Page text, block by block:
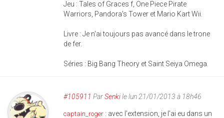
Jeu : Tales of Graces f, One Piece Pirate
Warriors, Pandora's Tower et Mario Kart Wii.
Livre : Je n'ai toujours pas avancé dans le trone
de fer.
Séries : Big Bang Theory et Saint Seiya Omega.
#105911 ParSenkile lun 21/01/2013 à 18h46
captain_roger : avec l'extension, je l'ai eu dans un